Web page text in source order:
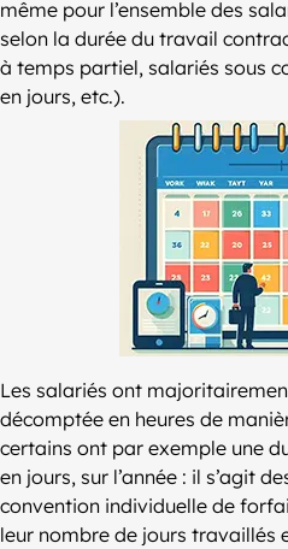
même pour l’ensemble des
selon la durée du travail
à temps partiel, salariés sous
en jours, etc.).
Les salariés ont
décomptée en heures de
certains ont par exemple une
en jours, sur l’année : il s’agit
convention individuelle de
leur nombre de jours travaillés